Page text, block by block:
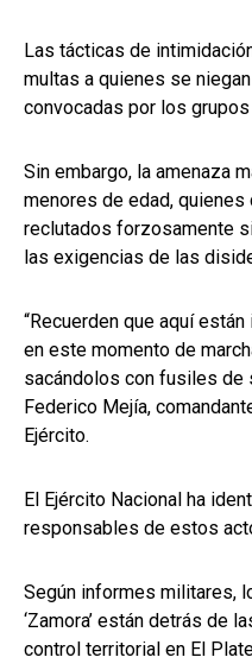
Las tácticas de
multas a quienes se
convocadas por los grupos
Sin embargo, la amenaza
menores de edad,
reclutados forzosamente
las exigencias de las
“Recuerden que aquí
en este momento de
sacándolos con fusiles de
Federico Mejía,
Ejército.
El Ejército Nacional ha
responsables de estos
Según informes militares,
‘Zamora’ están detrás de
control territorial en El